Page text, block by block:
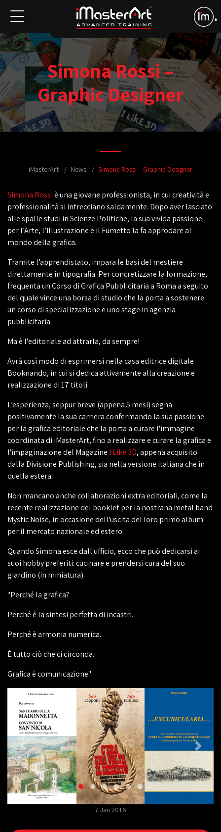
Simona Rossi –
Graphic Designer
iMasterArt News Simona Rossi – Graphic Designer
Simona Rossiè una giovane professionista, in cui creatività e
professionalità si intrecciano saldamente. Dopo aver lasciato
alle spalle studi in Scienze Politiche, la sua vivida passione
per l’Arte, l’Illustrazione e il Fumetto la fa approdare al
mondo della grafica.
Tramite l’apprendistato, impara le basi del mestiere
direttamente in tipografia. Per concretizzare la formazione,
frequenta un Corso di Grafica Pubblicitaria a Roma a seguito
del quale vince una borsa di studio che la porta a sostenere
un corso di specializzazione e uno stage in agenzia
pubblicitaria.
Ma è l'editoriale ad attrarla, da sempre!
Avrà così modo di esprimersi nella casa editrice digitale
Booknando, in cui si dedica attivamente alla creazione e
realizzazione di 17 titoli.
L’esperienza, seppur breve (appena 5 mesi) segna
positivamente la sua carriera confermando la sua passione
per la grafica editoriale che la porta a curare l'immagine
coordinata di iMasterArt, fino a realizzare e curare la grafica e
l'impaginazione del Magazine I Like 3D, appena acquisito
dalla Divisione Publishing, sia nella versione italiana che in
quella estera.
Non mancano anche collaborazioni extra editoriali, come la
recente realizzazione del booklet per la nostrana metal band
Mystic Noise, in occasione dell'uscita del loro primo album
per il mercato nazionale ed estero.
Quando Simona esce dall'ufficio, ecco che può dedicarsi ai
suoi hobby preferiti: cucinare e prendersi cura del suo
giardino (in miniatura).
"Perché la grafica?
Perché è la sintesi perfetta di incastri.
Perché è armonia numerica.
È tutto ciò che ci circonda.
Grafica è comunicazione".
7 Jan 2016